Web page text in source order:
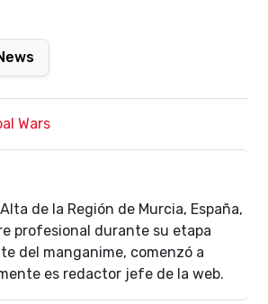
Wars
de la Región de Murcia, España,
profesional durante su etapa
del manganime, comenzó a
es redactor jefe de la web.